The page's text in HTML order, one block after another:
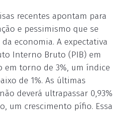
recentes apontam para
e pessimismo que se
economia. A expectativa
Interno Bruto (PIB) em
em torno de 3%, um índice
de 1%. As últimas
deverá ultrapassar 0,93%
um crescimento pífio. Essa